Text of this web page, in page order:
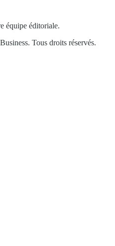
équipe éditoriale.
Tous droits réservés.